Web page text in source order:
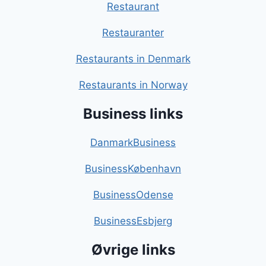
Restaurant
Restauranter
Restaurants in Denmark
Restaurants in Norway
Business links
DanmarkBusiness
BusinessKøbenhavn
BusinessOdense
BusinessEsbjerg
Øvrige links